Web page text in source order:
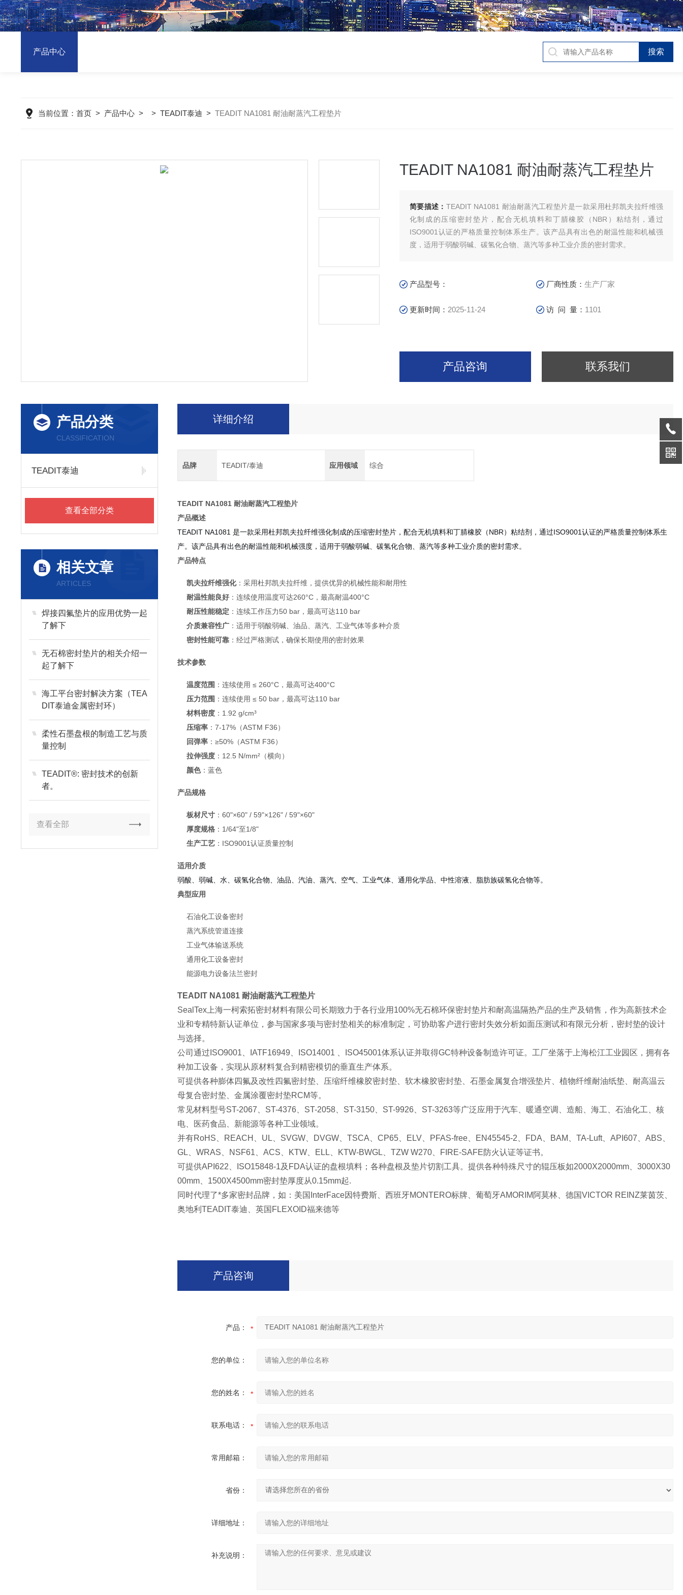
产品中心
当前位置： 首页> 产品中心> > TEADIT泰迪 > TEADIT NA1081 耐油耐蒸汽工程垫片
TEADIT NA1081 耐油耐蒸汽工程垫片
简要描述： TEADIT NA1081 耐油耐蒸汽工程垫片是一款采用杜邦凯夫拉纤维强
化制成的压缩密封垫片，配合无机填料和丁腈橡胶（NBR）粘结剂，通过
ISO9001认证的严格质量控制体系生产。该产品具有出色的耐温性能和机械强
度，适用于弱酸弱碱、碳氢化合物、蒸汽等多种工业介质的密封需求。
产品型号： 厂商性质：生产厂家
更新时间： 2025-11-24 访 问 量： 1101
产品咨询 联系我们
产品分类
CLASSIFICATION
TEADIT泰迪
查看全部分类
相关文章
ARTICLES
焊接四氟垫片的应用优势一起
了解下
无石棉密封垫片的相关介绍一
起了解下
海工平台密封解决方案（TEA
DIT泰迪金属密封环）
柔性石墨盘根的制造工艺与质
量控制
TEADIT®: 密封技术的创新
者。
查看全部
详细介绍
品牌 TEADIT/泰迪 应用领域 综合
TEADIT NA1081 耐油耐蒸汽工程垫片
产品概述
TEADIT NA1081 是一款采用杜邦凯夫拉纤维强化制成的压缩密封垫片，配合无机填料和丁腈橡胶（NBR）粘结剂，通过ISO9001认证的严格质量控制体系生
产。该产品具有出色的耐温性能和机械强度，适用于弱酸弱碱、碳氢化合物、蒸汽等多种工业介质的密封需求。
产品特点
凯夫拉纤维强化：采用杜邦凯夫拉纤维，提供优异的机械性能和耐用性
耐温性能良好 ：连续使用温度可达260°C，最高耐温400°C
耐压性能稳定 ：连续工作压力50 bar，最高可达110 bar
介质兼容性广 ：适用于弱酸弱碱、油品、蒸汽、工业气体等多种介质
密封性能可靠 ：经过严格测试，确保长期使用的密封效果
技术参数
温度范围 ：连续使用 ≤ 260°C，最高可达400°C
压力范围 ：连续使用 ≤ 50 bar，最高可达110 bar
材料密度 ：1.92 g/cm³
压缩率 ：7-17%（ASTM F36）
回弹率 ：≥50%（ASTM F36）
拉伸强度 ：12.5 N/mm²（横向）
颜色：蓝色
产品规格
板材尺寸 ：60"×60" / 59"×126" / 59"×60"
厚度规格 ：1/64"至1/8"
生产工艺 ：ISO9001认证质量控制
适用介质
弱酸、弱碱、水、碳氢化合物、油品、汽油、蒸汽、空气、工业气体、通用化学品、中性溶液、脂肪族碳氢化合物等。
典型应用
石油化工设备密封
蒸汽系统管道连接
工业气体输送系统
通用化工设备密封
能源电力设备法兰密封
TEADIT NA1081 耐油耐蒸汽工程垫片
SealTex 上海一柯索拓密封材料有限公司长期致力于各行业用 100%无石棉环保密封垫片和耐高温隔热产品的生产及销售，作为高新技术企
业和专精特新认证单位，参与国家多项与密封垫相关的标准制定，可协助客户进行密封失效分析如面压测试和有限元分析，密封垫的设计
与选择。
公司通过 ISO9001 IATF16949 ISO14001 ISO45001体系认证并取得GC特种设备制造许可证。工厂坐落于上海松江工业园区，拥有各
种加工设备，实现从原材料复合到精密模切的垂直生产体系。
可提供各种膨体四氟及改性四氟密封垫、压缩纤维橡胶密封垫、软木橡胶密封垫、石墨金属复合增强垫片、植物纤维耐油纸垫、耐高温云
母复合密封垫、金属涂覆密封垫RCM等。
常见材料型号ST-2067 ST-4376 ST-2058 ST-3150 ST-9926 ST-3263等广泛应用于汽车、暖通空调、造船、海工、石油化工、核
电、医药食品、新能源等各种工业领域。
并有RoHS REACH UL SVGW DVGW 、TSCA 、CP65 ELV PFAS-free EN45545-2 FDA BAM 、TA-Luft、API607 、ABS
GL 、WRAS NSF61 、ACS KTW ELL KTW-BWGL 、TZW W270 FIRE-SAFE防火认证等证书。
可提供API622 ISO15848-1及 FDA认证的盘根填料；各种盘根及垫片切割工具。提供各种特殊尺寸的辊压板如2000X2000mm 、3000X30
00mm
1500X4500mm密封垫厚度从0.15mm起.
同时代理了*多家密封品牌，如：美国 InterFace因特费斯、西班牙MONTERO标牌、葡萄牙AMORIM 阿莫林、德国VICTOR REINZ莱茵茨、
奥地利TEADIT泰迪、英国 FLEXOID福来德等
产品咨询
产品：
您的单位：
您的姓名：
联系电话：
常用邮箱：
省份：
详细地址：
补充说明：